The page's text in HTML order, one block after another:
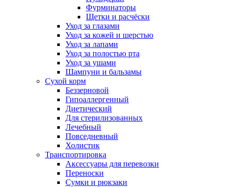
Фурминаторы
Щетки и расчёски
Уход за глазами
Уход за кожей и шерстью
Уход за лапами
Уход за полостью рта
Уход за ушами
Шампуни и бальзамы
Сухой корм
Беззерновой
Гипоаллергенный
Диетический
Для стерилизованных
Лечебный
Повседневный
Холистик
Транспортировка
Аксессуары для перевозки
Переноски
Сумки и рюкзаки